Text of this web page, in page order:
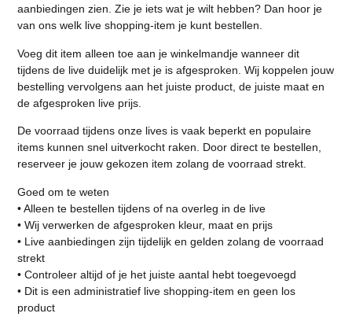
aanbiedingen zien. Zie je iets wat je wilt hebben? Dan hoor je
van ons welk live shopping-item je kunt bestellen.
Voeg dit item alleen toe aan je winkelmandje wanneer dit
tijdens de live duidelijk met je is afgesproken. Wij koppelen jouw
bestelling vervolgens aan het juiste product, de juiste maat en
de afgesproken live prijs.
De voorraad tijdens onze lives is vaak beperkt en populaire
items kunnen snel uitverkocht raken. Door direct te bestellen,
reserveer je jouw gekozen item zolang de voorraad strekt.
Goed om te weten
• Alleen te bestellen tijdens of na overleg in de live
• Wij verwerken de afgesproken kleur, maat en prijs
• Live aanbiedingen zijn tijdelijk en gelden zolang de voorraad
strekt
• Controleer altijd of je het juiste aantal hebt toegevoegd
• Dit is een administratief live shopping-item en geen los
product